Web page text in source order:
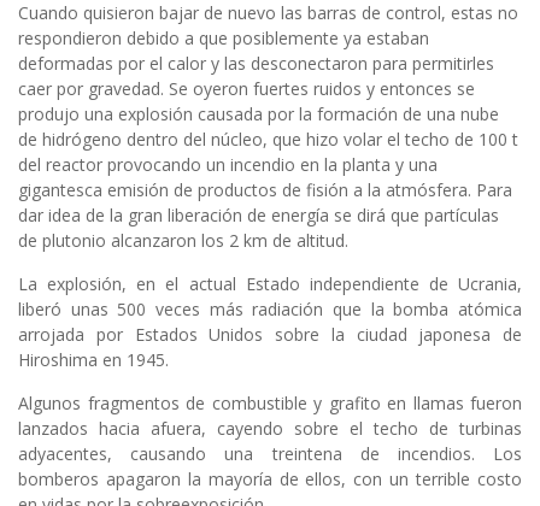
Cuando quisieron bajar de nuevo las barras de control, estas no
respondieron debido a que posiblemente ya estaban
deformadas por el calor y las desconectaron para permitirles
caer por gravedad. Se oyeron fuertes ruidos y entonces se
produjo una explosión causada por la formación de una nube
de hidrógeno dentro del núcleo, que hizo volar el techo de 100 t
del reactor provocando un incendio en la planta y una
gigantesca emisión de productos de fisión a la atmósfera. Para
dar idea de la gran liberación de energía se dirá que partículas
de plutonio alcanzaron los 2 km de altitud.
La explosión, en el actual Estado independiente de Ucrania,
liberó unas 500 veces más radiación que la bomba atómica
arrojada por Estados Unidos sobre la ciudad japonesa de
Hiroshima en 1945.
Algunos fragmentos de combustible y grafito en llamas fueron
lanzados hacia afuera, cayendo sobre el techo de turbinas
adyacentes, causando una treintena de incendios. Los
bomberos apagaron la mayoría de ellos, con un terrible costo